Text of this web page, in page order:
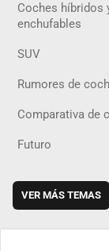
Coches híbridos
enchufables
SUV
Rumores de
Comparativa de
Futuro
VER MÁS TEMAS